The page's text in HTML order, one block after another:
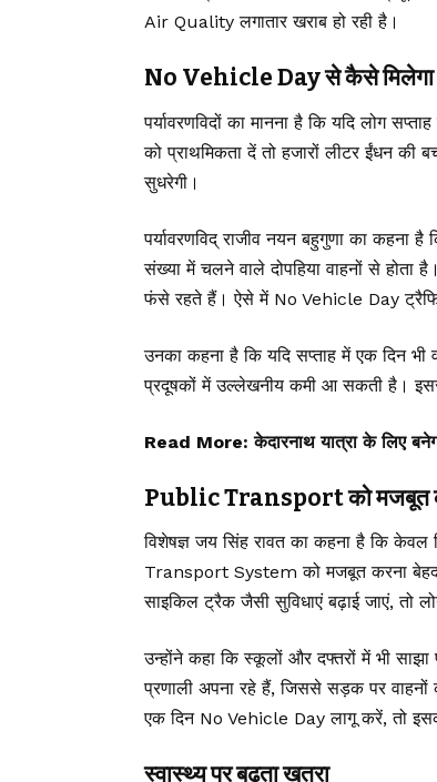
Air Quality लगातार खराब हो रही है।
No Vehicle Day से कैसे मिलेगा
पर्यावरणविदों का मानना है कि यदि लोग
को प्राथमिकता दें तो हजारों लीटर ईंधन
सुधरेगी।
पर्यावरणविद् राजीव नयन बहुगुणा का कहना
संख्या में चलने वाले दोपहिया वाहनों से
फंसे रहते हैं। ऐसे में No Vehicle Day
उनका कहना है कि यदि सप्ताह में एक दिन
प्रदूषकों में उल्लेखनीय कमी आ सकती है।
Read More: केदारनाथ यात्रा के लिए
Public Transport को मजबूत
विशेषज्ञ जय सिंह रावत का कहना है कि केवल
Transport System को मजबूत करना बेहद
साइकिल ट्रैक जैसी सुविधाएं बढ़ाई जाएं, तो
उन्होंने कहा कि स्कूलों और दफ्तरों में भी
प्रणाली अपना रहे हैं, जिससे सड़क पर वाहनों
एक दिन No Vehicle Day लागू करें, तो
स्वास्थ्य पर बढ़ता खतरा